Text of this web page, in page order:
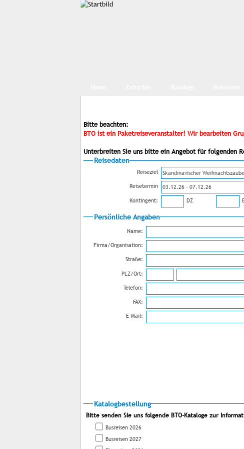
Bitte beachten:
BTO ist ein Paketreiseveranstalter! Wir bearbeiten
Unterbreiten Sie uns bitte ein Angebot für folgenden
Reisedaten
Reiseziel
Reisetermin
Kontingent:
DZ
Persönliche Angaben
Name:
Firma/Organisation:
Straße:
PLZ/Ort:
Telefon:
FAX:
E-Mail:
Katalogbestellung
Bitte senden Sie uns folgende BTO-Kataloge zur
Busreisen 2026
Busreisen 2027